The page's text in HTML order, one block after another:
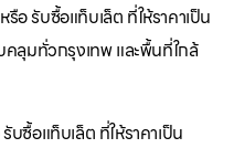
รับซื้อแท็บเล็ต ที่ให้ราคาเป็น
คลุมทั่วกรุงเทพ และพื้นที่ใกล้
ซื้อแท็บเล็ต ที่ให้ราคาเป็น